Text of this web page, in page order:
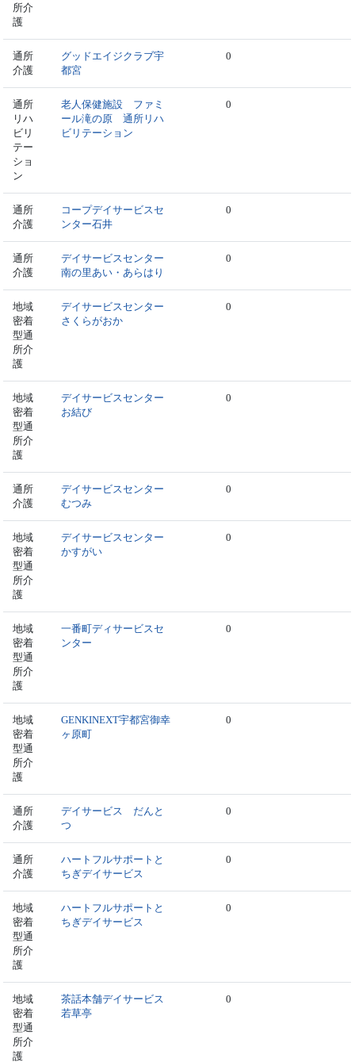
所介
護
通所
介護
グッドエイジクラブ宇
都宮
0
通所
リハ
ビリ
テー
ショ
ン
老人保健施設 ファミ
ール滝の原 通所リハ
ビリテーション
0
通所
介護
コープデイサービスセ
ンター石井
0
通所
介護
デイサービスセンター
南の里あい・あらはり
0
地域
密着
型通
所介
護
デイサービスセンター
さくらがおか
0
地域
密着
型通
所介
護
デイサービスセンター
お結び
0
通所
介護
デイサービスセンター
むつみ
0
地域
密着
型通
所介
護
デイサービスセンター
かすがい
0
地域
密着
型通
所介
護
一番町ディサービスセ
ンター
0
地域
密着
型通
所介
護
GENKINEXT宇都宮御幸
ヶ原町
0
通所
介護
デイサービス だんと
つ
0
通所
介護
ハートフルサポートと
ちぎデイサービス
0
地域
密着
型通
所介
護
ハートフルサポートと
ちぎデイサービス
0
地域
密着
型通
所介
護
茶話本舗デイサービス
若草亭
0